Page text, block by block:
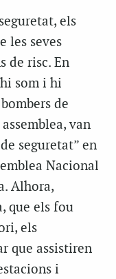
els
les seves
de risc. En
som i hi
de
van
seguretat” en
Nacional
Alhora,
que els fou
els
que assistiren
i